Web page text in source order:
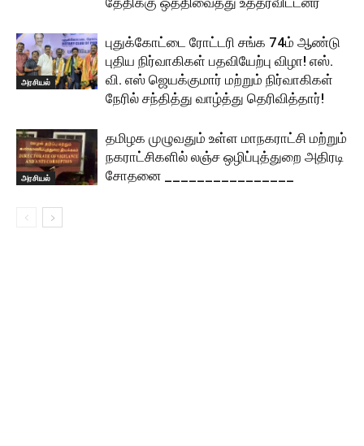
அரசியல்
புதுக்கோட்டை ரோட்டரி சங்க 74ம் ஆண்டு
புதிய நிர்வாகிகள் பதவியேற்பு விழா! எஸ்.
வி. எஸ் ஜெயக்குமார் மற்றும் நிர்வாகிகள்
நேரில் சந்தித்து வாழ்த்து தெரிவித்தார்!
அரசியல்
தமிழக முழுவதும் உள்ள மாநகராட்சி மற்றும்
நகராட்சிகளில் லஞ்ச ஒழிப்புத்துறை அதிரடி
சோதனை ________________